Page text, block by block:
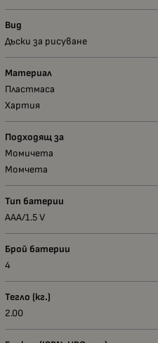
Вид
Дъски за рисуване
Материал
Пластмаса
Хартия
Подходящ за
Момичета
Момчета
Тип батерии
AАА/1.5 V
Брой батерии
4
Тегло (кг.)
2.00